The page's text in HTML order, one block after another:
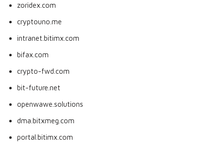
zoridex.com
cryptouno.me
intranet.bitimx.com
bifax.com
crypto-fwd.com
bit-future.net
openwawe.solutions
dma.bitxmeg.com
portal.bitimx.com